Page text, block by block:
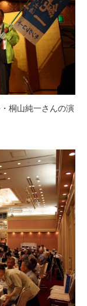
桐山純一さんの演